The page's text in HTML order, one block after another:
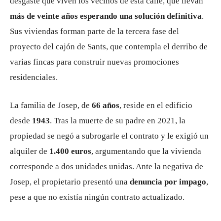
más de veinte años esperando una solución definitiva.
Sus viviendas forman parte de la tercera fase del
proyecto del cajón de Sants, que contempla el derribo de
varias fincas para construir nuevas promociones
residenciales.
La familia de Josep, de 66 años, reside en el edificio
desde 1943. Tras la muerte de su padre en 2021, la
propiedad se negó a subrogarle el contrato y le exigió un
alquiler de 1.400 euros, argumentando que la vivienda
corresponde a dos unidades unidas. Ante la negativa de
Josep, el propietario presentó una denuncia por impago,
pese a que no existía ningún contrato actualizado.